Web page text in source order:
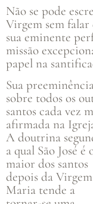
Não se pode
Virgem sem falar
sua eminente
missão
papel na
Sua
sobre todos os
santos cada vez
afirmada na
A doutrina
a qual São José é
maior dos santos
depois da Virgem
Maria tende a